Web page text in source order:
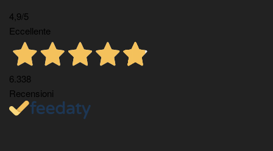
4,9/5
Eccellente
6.338
Recensioni